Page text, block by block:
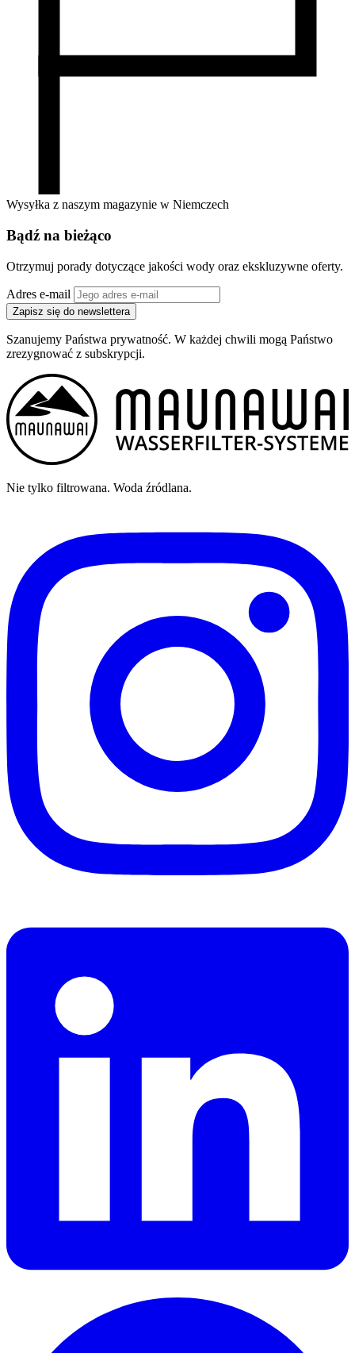
Wysyłka z naszym magazynie w Niemczech
Bądź na bieżąco
Otrzymuj porady dotyczące jakości wody oraz ekskluzywne oferty.
Adres e-mail
Zapisz się do newslettera
Szanujemy Państwa prywatność. W każdej chwili mogą Państwo
zrezygnować z subskrypcji.
Nie tylko filtrowana. Woda źródlana.